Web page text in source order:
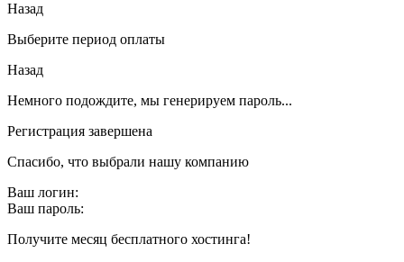
Назад
Выберите период оплаты
Назад
Немного подождите, мы генерируем пароль...
Регистрация завершена
Спасибо, что выбрали нашу компанию
Ваш логин:
Ваш пароль:
Получите месяц бесплатного хостинга!